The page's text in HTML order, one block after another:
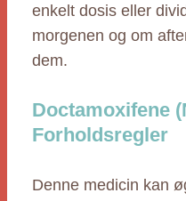
enkelt dosis eller
morgenen og om
dem.
Doctamoxifene
Forholdsregler
Denne medicin kan